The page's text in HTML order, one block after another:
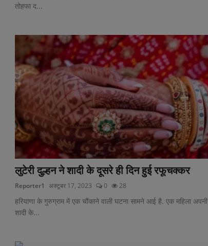
तोहफा द...
लुटेरी दुल्हन ने शादी के दूसरे ही दिन हुई रफूचक्कर
Reporter1 अक्टूबर 17, 2023 0 28
हरियाणा के गुरुग्राम में एक चौंकाने वाली घटना सामने आई है. एक महिला अपनी
शादी के...